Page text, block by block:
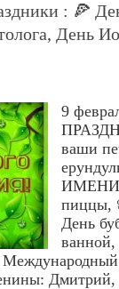
: 🍕
День
9
ваши
пиццы,
День
ванной,